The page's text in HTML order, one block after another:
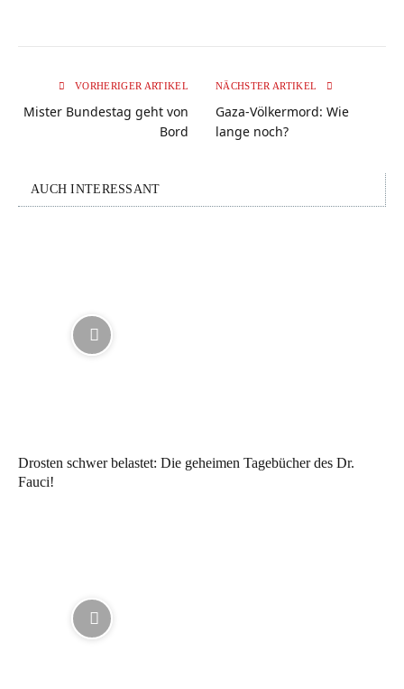
VORHERIGER ARTIKEL
Mister Bundestag geht von
Bord
NÄCHSTER ARTIKEL
Gaza-Völkermord: Wie
lange noch?
AUCH INTERESSANT
Drosten schwer belastet: Die geheimen Tagebücher des Dr.
Fauci!